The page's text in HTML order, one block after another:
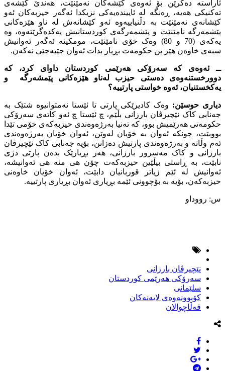
ئاراستە دەکرێن بۆ ئەوەى کێشەکان نەمێنێت، هەندێ کێشەى
تەکنیکى هەیە، ڕەنگە لە ئاییندەیەکى نزیکدا ئەگەر حیزبەکان ئەو
کێشانەى نەمێنێت بە دڵنیاییەوە ئەو کێشانەش لە ناو هێزەکانى
پێشمەرگە نامێنێت و پێشمەرگەى کوردستانیش یەکدەگرێتەوە، وە
یەکەى (70 و 80) وەک خۆى نامێنێت، مومکینە ئەگەر ئەوانیش
سبەى خاوەن هێز بن حکومەت بڕیار بدات ئەوان جێبەجێى نەکەن.
ــ ئەوەى کە سەرۆکى هەرێمى کوردستان داواى کرد، کە
دوورخستنەوەى دەستى حیزب لەناو هێزەکانى پێمشەرگە و
یەکخستنیان، ئەوە خواستى پارتییە؟
دیارى حوسێن: وەک کادیرێکى پارتى تا ئێستا نەمتوانیوە شتێک بە
جەنابى کاک نێچیرڤان بارزانى بڵێم، چ ئێستا چ ئەو کاتەى سەرۆکى
حکومەتى هەرێمیش بوو، کە تەنیا بەرژەوەندى حیزبەکەى خۆمى تێدا
بووبێت، چونکە ئەوان بە خۆیان لەوێن، ئەوان خۆیان بەرژەوەندى
ئەم وڵاتە و بەرژەوەندى پارتیش دەزانن، بۆیە جەنابى کاک نێچیرڤان
بارزانى و کاک مەسرور بارزانى، هەر بڕیارێک بدەن پارتى دژى
نابێت، بە ڕاستى بیڵێین حیزبەکەت چۆن هى منە هى ئەوانیشە،
ئەوانیش لە ئێم زیاتر قوربانیان دابێت، ئەوان خۆیان خاوەنى
حیزبەکەن، بۆیە بە بۆچوونى ئێمە بڕیارى ئەوان بڕیارى پارتییە.
س: رووداو
نێچیرڤان بارزانى
سەرۆکى هەرێمى کوردستان
سلێمانى
کۆبوونەوەى لایەنەکان
قەڵاچوالان